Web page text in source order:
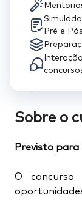
Pré e
Sobre o
Previsto para
O